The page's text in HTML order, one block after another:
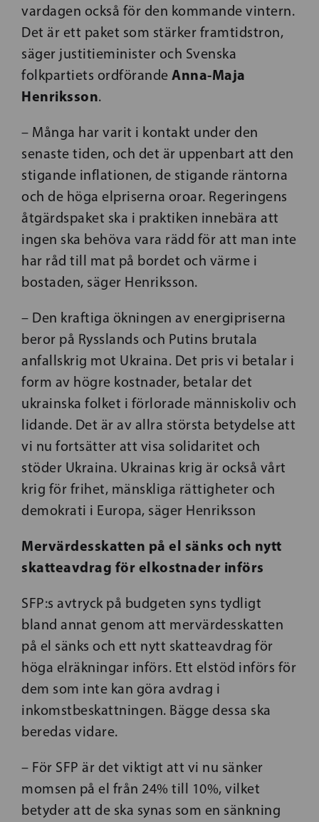
vardagen också för den kommande vintern.
Det är ett paket som stärker framtidstron,
säger justitieminister och Svenska
folkpartiets ordförande Anna-Maja
Henriksson.
– Många har varit i kontakt under den
senaste tiden, och det är uppenbart att den
stigande inflationen, de stigande räntorna
och de höga elpriserna oroar. Regeringens
åtgärdspaket ska i praktiken innebära att
ingen ska behöva vara rädd för att man inte
har råd till mat på bordet och värme i
bostaden, säger Henriksson.
– Den kraftiga ökningen av energipriserna
beror på Rysslands och Putins brutala
anfallskrig mot Ukraina. Det pris vi betalar i
form av högre kostnader, betalar det
ukrainska folket i förlorade människoliv och
lidande. Det är av allra största betydelse att
vi nu fortsätter att visa solidaritet och
stöder Ukraina. Ukrainas krig är också vårt
krig för frihet, mänskliga rättigheter och
demokrati i Europa, säger Henriksson
Mervärdesskatten på el sänks och nytt
skatteavdrag för elkostnader införs
SFP:s avtryck på budgeten syns tydligt
bland annat genom att mervärdesskatten
på el sänks och ett nytt skatteavdrag för
höga elräkningar införs. Ett elstöd införs för
dem som inte kan göra avdrag i
inkomstbeskattningen. Bägge dessa ska
beredas vidare.
– För SFP är det viktigt att vi nu sänker
momsen på el från 24% till 10%, vilket
betyder att de ska synas som en sänkning